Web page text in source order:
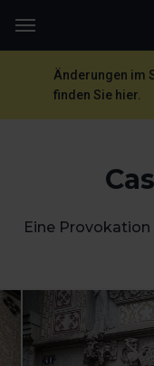
Änderungen im
finden Sie hier.
Eine